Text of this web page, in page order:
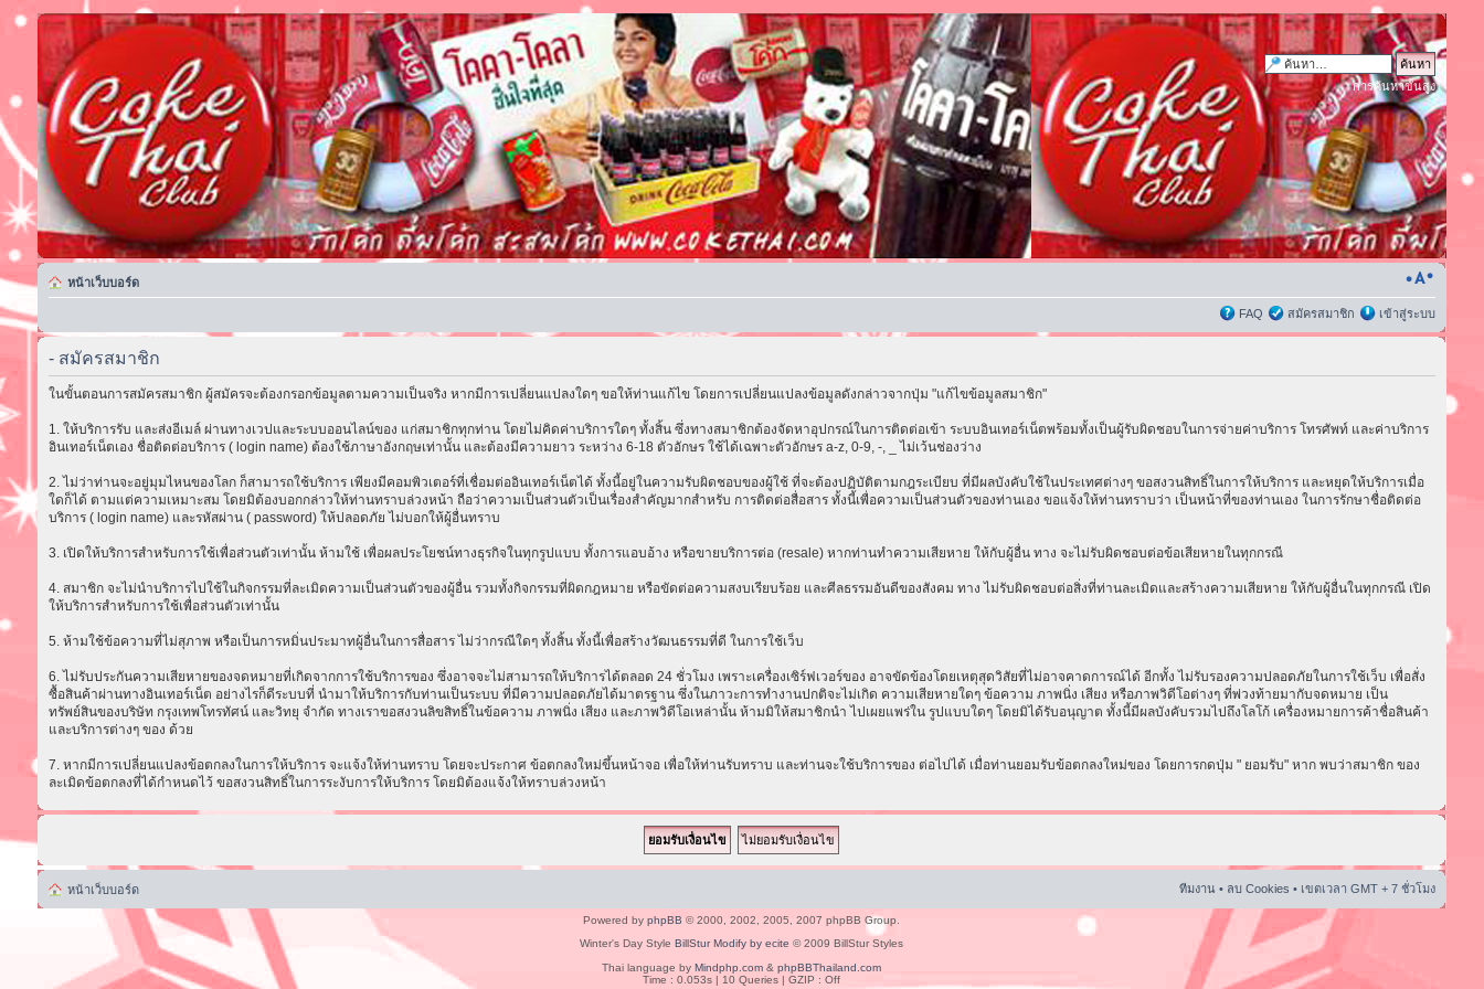
การค้นหาขั้นสูง
หน้าเว็บบอร์ด
FAQ สมัครสมาชิก เข้าสู่ระบบ
- สมัครสมาชิก
ในขั้นตอนการสมัครสมาชิก ผู้สมัครจะต้องกรอกข้อมูลตามความเป็นจริง หากมีการเปลี่ยนแปลงใดๆ ขอให้ท่านแก้ไข โดยการเปลี่ยนแปลงข้อมูลดังกล่าวจากปุ่ม "แก้ไขข้อมูลสมาชิก"
1. ให้บริการรับ และส่งอีเมล์ ผ่านทางเวปและระบบออนไลน์ของ แก่สมาชิกทุกท่าน โดยไม่คิดค่าบริการใดๆ ทั้งสิ้น ซึ่งทางสมาชิกต้องจัดหาอุปกรณ์ในการติดต่อเข้า ระบบอินเทอร์เน็ตพร้อมทั้งเป็นผู้รับผิดชอบในการจ่ายค่าบริการ โทรศัพท์ และค่าบริการ
อินเทอร์เน็ตเอง ชื่อติดต่อบริการ ( login name) ต้องใช้ภาษาอังกฤษเท่านั้น และต้องมีความยาว ระหว่าง 6-18 ตัวอักษร ใช้ได้เฉพาะตัวอักษร a-z, 0-9, -, _ ไม่เว้นช่องว่าง
2. ไม่ว่าท่านจะอยู่มุมไหนของโลก ก็สามารถใช้บริการ เพียงมีคอมพิวเตอร์ที่เชื่อมต่ออินเทอร์เน็ตได้ ทั้งนี้อยู่ในความรับผิดชอบของผู้ใช้ ที่จะต้องปฏิบัติตามกฎระเบียบ ที่มีผลบังคับใช้ในประเทศต่างๆ ขอสงวนสิทธิ์ในการให้บริการ และหยุดให้บริการเมื่อ
ใดก็ได้ ตามแต่ความเหมาะสม โดยมิต้องบอกกล่าวให้ท่านทราบล่วงหน้า ถือว่าความเป็นส่วนตัวเป็นเรื่องสำคัญมากสำหรับ การติดต่อสื่อสาร ทั้งนี้เพื่อความเป็นส่วนตัวของท่านเอง ขอแจ้งให้ท่านทราบว่า เป็นหน้าที่ของท่านเอง ในการรักษาชื่อติดต่อ
บริการ ( login name) และรหัสผ่าน ( password) ให้ปลอดภัย ไม่บอกให้ผู้อื่นทราบ
3. เปิดให้บริการสำหรับการใช้เพื่อส่วนตัวเท่านั้น ห้ามใช้ เพื่อผลประโยชน์ทางธุรกิจในทุกรูปแบบ ทั้งการแอบอ้าง หรือขายบริการต่อ (resale) หากท่านทำความเสียหาย ให้กับผู้อื่น ทาง จะไม่รับผิดชอบต่อข้อเสียหายในทุกกรณี
4. สมาชิก จะไม่นำบริการไปใช้ในกิจกรรมที่ละเมิดความเป็นส่วนตัวของผู้อื่น รวมทั้งกิจกรรมที่ผิดกฎหมาย หรือขัดต่อความสงบเรียบร้อย และศีลธรรมอันดีของสังคม ทาง ไม่รับผิดชอบต่อสิ่งที่ท่านละเมิดและสร้างความเสียหาย ให้กับผู้อื่นในทุกกรณี เปิด
ให้บริการสำหรับการใช้เพื่อส่วนตัวเท่านั้น
5. ห้ามใช้ข้อความที่ไม่สุภาพ หรือเป็นการหมิ่นประมาทผู้อื่นในการสื่อสาร ไม่ว่ากรณีใดๆ ทั้งสิ้น ทั้งนี้เพื่อสร้างวัฒนธรรมที่ดี ในการใช้เว็บ
6. ไม่รับประกันความเสียหายของจดหมายที่เกิดจากการใช้บริการของ ซึ่งอาจจะไม่สามารถให้บริการได้ตลอด 24 ชั่วโมง เพราะเครื่องเซิร์ฟเวอร์ของ อาจขัดข้องโดยเหตุสุดวิสัยที่ไม่อาจคาดการณ์ได้ อีกทั้ง ไม่รับรองความปลอดภัยในการใช้เว็บ เพื่อสั่ง
ซื้อสินค้าผ่านทางอินเทอร์เน็ต อย่างไรก็ดีระบบที่ นำมาให้บริการกับท่านเป็นระบบ ที่มีความปลอดภัยได้มาตรฐาน ซึ่งในภาวะการทำงานปกติจะไม่เกิด ความเสียหายใดๆ ข้อความ ภาพนิ่ง เสียง หรือภาพวิดีโอต่างๆ ที่พ่วงท้ายมากับจดหมาย เป็น
ทรัพย์สินของบริษัท กรุงเทพโทรทัศน์ และวิทยุ จำกัด ทางเราขอสงวนลิขสิทธิ์ในข้อความ ภาพนิ่ง เสียง และภาพวิดีโอเหล่านั้น ห้ามมิให้สมาชิกนำ ไปเผยแพร่ใน รูปแบบใดๆ โดยมิได้รับอนุญาต ทั้งนี้มีผลบังคับรวมไปถึงโลโก้ เครื่องหมายการค้าชื่อสินค้า
และบริการต่างๆ ของ ด้วย
7. หากมีการเปลี่ยนแปลงข้อตกลงในการให้บริการ จะแจ้งให้ท่านทราบ โดยจะประกาศ ข้อตกลงใหม่ขึ้นหน้าจอ เพื่อให้ท่านรับทราบ และท่านจะใช้บริการของ ต่อไปได้ เมื่อท่านยอมรับข้อตกลงใหม่ของ โดยการกดปุ่ม " ยอมรับ" หาก พบว่าสมาชิก ของ
ละเมิดข้อตกลงที่ได้กำหนดไว้ ขอสงวนสิทธิ์ในการระงับการให้บริการ โดยมิต้องแจ้งให้ทราบล่วงหน้า
หน้าเว็บบอร์ด ทีมงาน • ลบ Cookies • เขตเวลา GMT + 7 ชั่วโมง
Powered byphpBB © 2000, 2002, 2005, 2007 phpBB Group.
Winter's Day StyleBillStur Modify by ecite © 2009 BillStur Styles
Thai language byMindphp.com &phpBBThailand.com
Time : 0.053s | 10 Queries | GZIP : Off